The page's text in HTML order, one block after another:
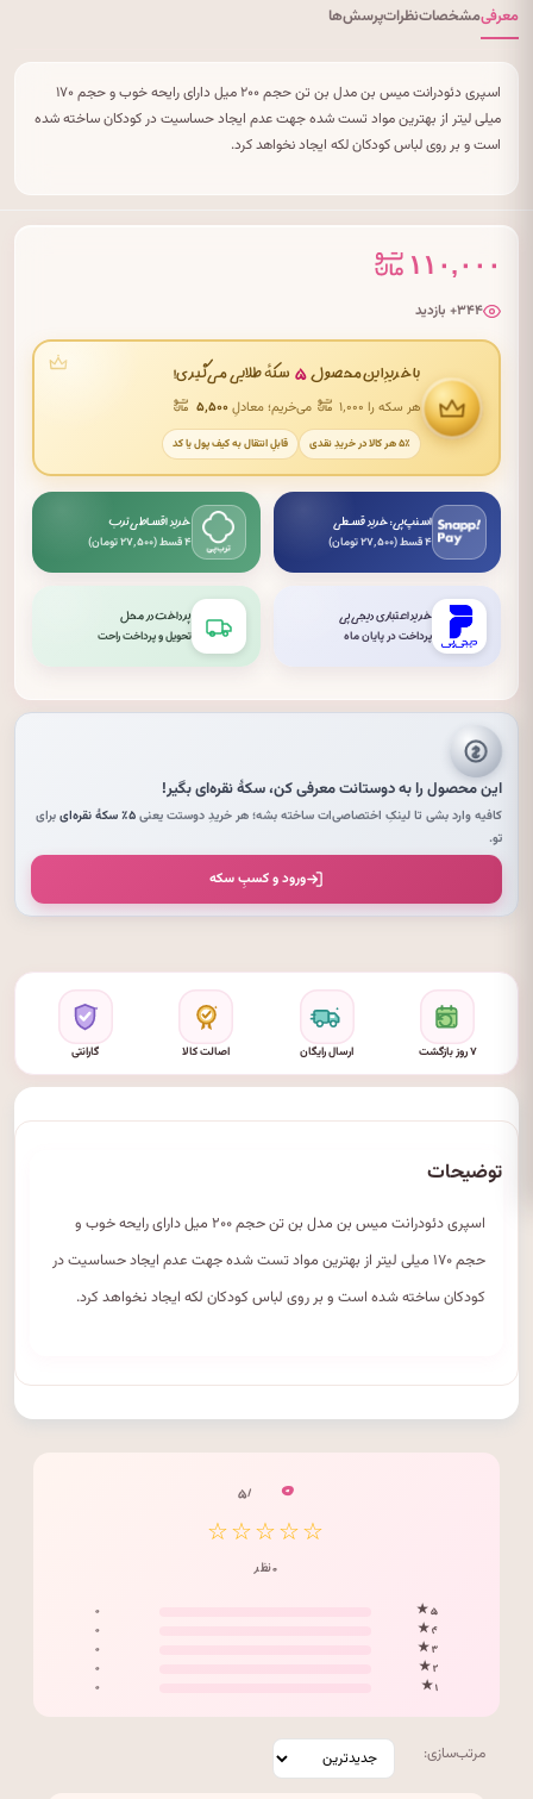
معرفیمشخصاتنظراتپرسش‌ها
اسپری دئودرانت میس بن مدل بن تن حجم ۲۰۰ میل دارای رایحه خوب و حجم ۱۷۰
میلی لیتر از بهترین مواد تست شده جهت عدم ایجاد حساسیت در کودکان ساخته شده
است و بر روی لباس کودکان لکه ایجاد نخواهد کرد.
۱۱۰,۰۰۰
۳۴۴+ بازدید
با خریدِ این محصول ۵ سکهٔ طلایی می‌گیری!
هر سکه را ۱٬۰۰۰ می‌خریم؛ معادلِ۵٬۵۰۰
۵٪ هر کالا در خریدِ نقدی قابلِ انتقال به کیف پول یا کد
اسنپ‌پی: خرید قسطی
۴ قسط (۲۷٬۵۰۰ تومان)
خرید اقساطی ترب
۴ قسط (۲۷٬۵۰۰ تومان)
خرید اعتباری دیجی‌پی
پرداخت در پایان ماه
پرداخت در محل
تحویل و پرداخت راحت
این محصول را به دوستانت معرفی کن،سکهٔ نقره‌ایبگیر!
کافیه وارد بشی تا لینکِ اختصاصی‌ات ساخته بشه؛ هر خریدِ دوستت یعنی۵٪ سکهٔ نقره‌ای
برای
تو.
ورود و کسبِ سکه
۷ روز بازگشت ارسال رایگان اصالت کالا گارانتی
توضیحات
اسپری دئودرانت میس بن مدل بن تن حجم ۲۰۰ میل دارای رایحه خوب و
حجم ۱۷۰ میلی لیتر از بهترین مواد تست شده جهت عدم ایجاد حساسیت در
کودکان ساخته شده است و بر روی لباس کودکان لکه ایجاد نخواهد کرد.
۰ / ۵
☆☆☆☆☆
۰ نظر
۵ ★
۰
۴ ★
۰
۳ ★
۰
۲ ★
۰
۱ ★
۰
مرتب‌سازی: